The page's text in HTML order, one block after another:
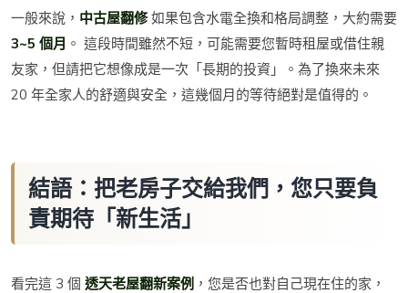
一般來說， 中古屋翻修如果包含水電全換和格局調整，大約需要
3~5 個月 。 這段時間雖然不短，可能需要您暫時租屋或借住親
友家，但請把它想像成是一次「長期的投資」。為了換來未來
20 年全家人的舒適與安全，這幾個月的等待絕對是值得的。
結語：把老房子交給我們，您只要負
責期待「新生活」
看完這 3 個 透天老屋翻新案例 ，您是否也對自己現在住的家，